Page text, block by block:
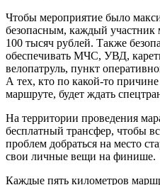
Чтобы мероприятие было
безопасным, каждый участник
100 тысяч рублей. Также
обеспечивать МЧС, УВД,
велопатруль, пункт
А тех, кто по какой-то
маршруте, будет ждать
На территории проведения
бесплатный трансфер, чтобы
проблем добраться на место
свои личные вещи на финише.
Каждые пять километров